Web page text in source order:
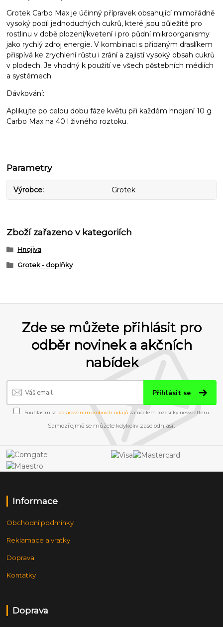
Grotek Carbo Max je účinný přípravek obsahující mimořádně
vysoký podíl jednoduchých cukrů, které jsou důležité pro
rostlinu v době plození/kvetení i pro půdní mikroorganismy
jako rychlý zdroj energie. V kombinaci s přidaným draslíkem
přispívá ke zrychlení růstu i zrání a zajistí vysoký obsah cukrů
v plodech. Je vhodný k použití ve všech pěstebních médiích
a systémech.
Dávkování:
Aplikujte po celou dobu fáze květu při každém hnojení 10 g
Carbo Max na 40 l živného roztoku.
Parametry
Výrobce Grotek
Zboží zařazeno v kategoriích
Hnojiva
Grotek - doplňky
Zde se můžete přihlásit pro
odběr novinek a akčních
nabídek
Přihlásit se
Souhlasím se zpracováním osobních údajůza účelem rozesílky newsletteru.
Samozřejmě se můžete kdykoliv zase odhlásit
Informace
Obchodní podmínky
Reklamace a vratky
Doprava
Kontatky
Doprava